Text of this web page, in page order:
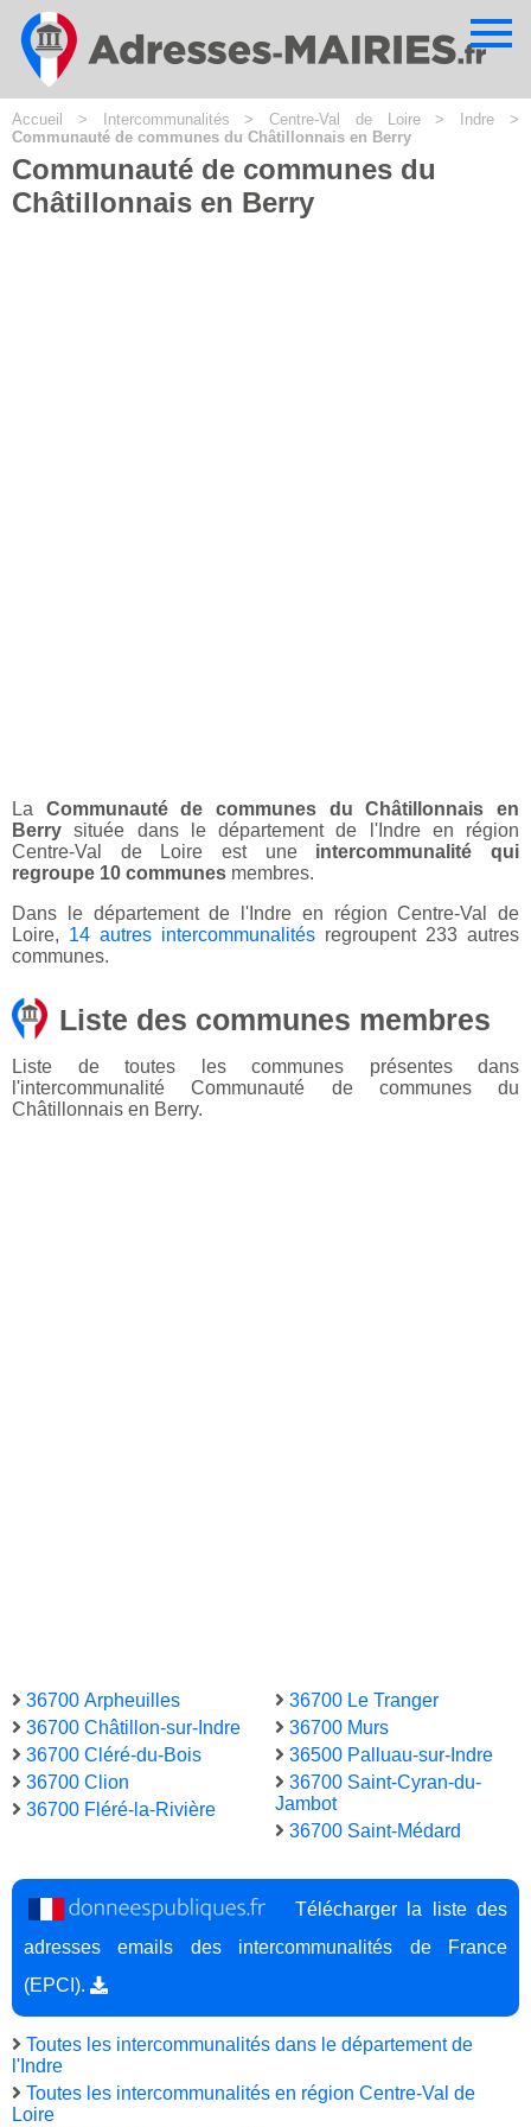
Accueil > Intercommunalités >Centre-Val de Loire> Indre >
Communauté de communes du Châtillonnais en Berry
Communauté de communes du
Châtillonnais en Berry
La Communauté de communes du Châtillonnais en
Berry située dans le département de l'Indre en région
Centre-Val de Loire est une intercommunalité qui
regroupe 10 communes membres.
Dans le département de l'Indre en région Centre-Val de
Loire, 14 autres intercommunalités regroupent 233 autres
communes.
Liste des communes membres
Liste de toutes les communes présentes dans
l'intercommunalité Communauté de communes du
Châtillonnais en Berry.
36700 Arpheuilles
36700 Châtillon-sur-Indre
36700 Cléré-du-Bois
36700 Clion
36700 Fléré-la-Rivière
36700 Le Tranger
36700 Murs
36500 Palluau-sur-Indre
36700 Saint-Cyran-du-
Jambot
36700 Saint-Médard
Télécharger la liste des
adresses emails des intercommunalités de France
(EPCI).
Toutes les intercommunalités dans le département de
l'Indre
Toutes les intercommunalités en région Centre-Val de
Loire
Cookies management panel